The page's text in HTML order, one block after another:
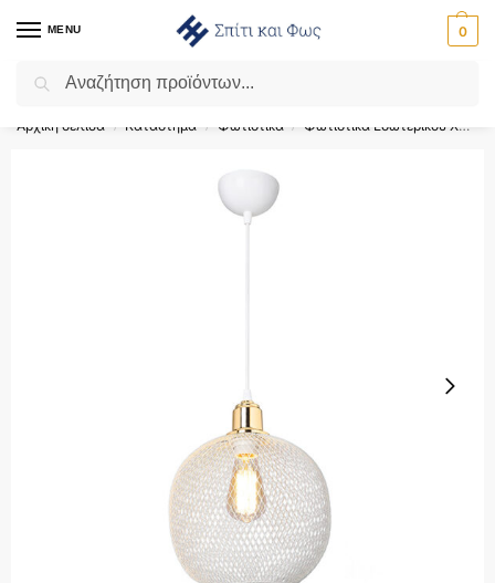
MENU 0
Flash Sale ⚡ 10% Έκπτωση με τον κωδικό ‘SPRING’!
Αρχική σελίδα / Κατάστημα / Φωτιστικά / Φωτιστικά Εσωτερικού Χώρου